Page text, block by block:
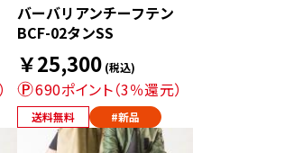
バーバリアンチーフテン
BCF-02タンSS
￥25,300 (税込)
690ポイント（3％還元）
送料無料 #新品